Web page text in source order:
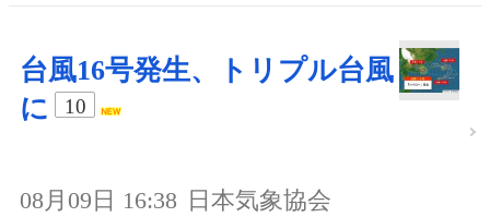
台風16号発生、トリプル台風
に
10
08月09日 16:38 日本気象協会